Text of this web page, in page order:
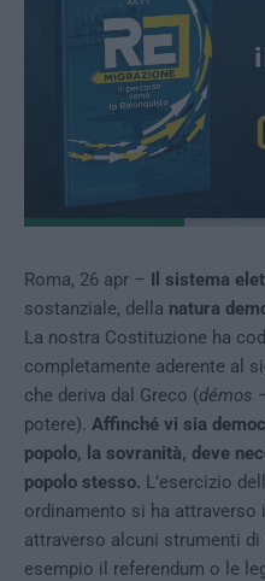
Roma, 26 apr – Il sistema
sostanziale, della natura
La nostra Costituzione ha
completamente aderente al
che deriva dal Greco (démos
potere). Affinché vi sia
popolo, la sovranità, deve
popolo stesso. L’esercizio
ordinamento si ha
attraverso alcuni strumenti
esempio il referendum o le